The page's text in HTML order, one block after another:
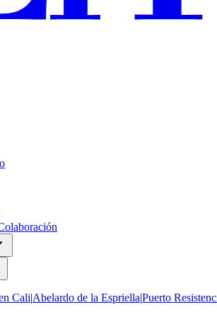
Cali|Abelardo de la Espriella|Puerto